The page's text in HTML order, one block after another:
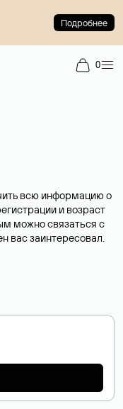
Подробнее
0
всю информацию о
и возраст
можно связаться с
вас заинтересовал.